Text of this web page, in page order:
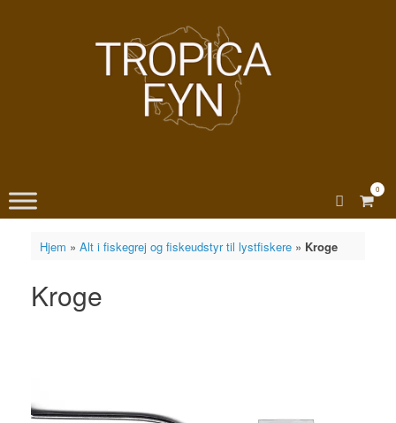
View
0
Hjem » Alt i fiskegrej og fiskeudstyr til lystfiskere» Kroge
Kroge